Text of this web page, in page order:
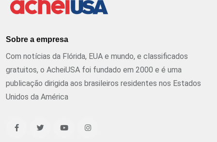
Sobre a empresa
Com notícias da Flórida, EUA e mundo, e classificados
gratuitos, o AcheiUSA foi fundado em 2000 e é uma
publicação dirigida aos brasileiros residentes nos Estados
Unidos da América